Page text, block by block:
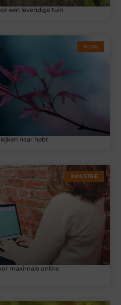
een levendige tuin
BLOG
naar hebt
INDUSTRIE
maximale online